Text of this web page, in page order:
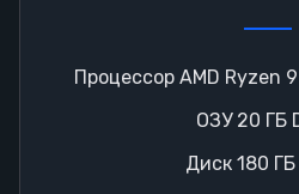
Процессор AMD Ryzen
ОЗУ 20 ГБ
Диск 180 ГБ